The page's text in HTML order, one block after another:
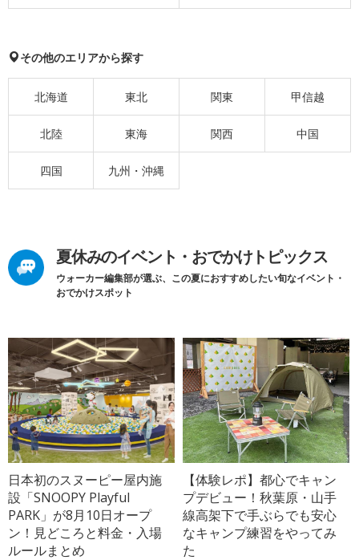
その他のエリアから探す
北海道 東北 関東 甲信越
北陸 東海 関西 中国
四国 九州・沖縄
夏休みのイベント・おでかけトピックス
ウォーカー編集部が選ぶ、この夏におすすめしたい旬なイベント・
おでかけスポット
日本初のスヌーピー屋内施
設「SNOOPY Playful
PARK」が8月10日オープ
ン！見どころと料金・入場
ルールまとめ
【体験レポ】都心でキャン
プデビュー！秋葉原・山手
線高架下で手ぶらでも安心
なキャンプ練習をやってみ
た